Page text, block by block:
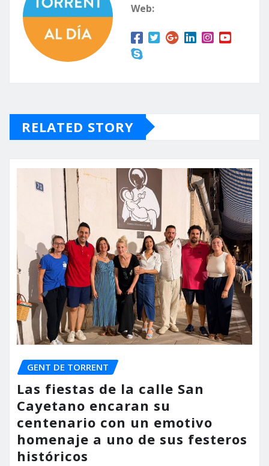
Web:
RELATED STORY
GENT DE TORRENT
Las fiestas de la calle San
Cayetano encaran su
centenario con un emotivo
homenaje a uno de sus festeros
históricos